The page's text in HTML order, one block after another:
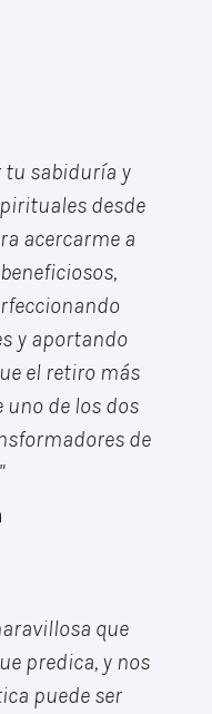
tu sabiduría y
desde
acercarme a
y aportando
el retiro más
uno de los dos
de
que
predica, y nos
puede ser